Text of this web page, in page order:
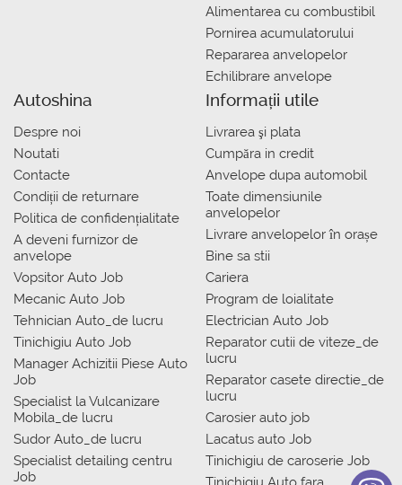
Alimentarea cu combustibil
Pornirea acumulatorului
Repararea anvelopelor
Echilibrare anvelope
Autoshina
Despre noi
Noutati
Contacte
Condiții de returnare
Politica de confidențialitate
A deveni furnizor de
anvelope
Vopsitor Auto Job
Mecanic Auto Job
Tehnician Auto_de lucru
Tinichigiu Auto Job
Manager Achizitii Piese Auto
Job
Specialist la Vulcanizare
Mobila_de lucru
Sudor Auto_de lucru
Specialist detailing centru
Job
Informații utile
Livrarea şi plata
Сumpăra in credit
Anvelope dupa automobil
Toate dimensiunile
anvelopelor
Livrare anvelopelor în orașe
Bine sa stii
Cariera
Program de loialitate
Electrician Auto Job
Reparator cutii de viteze_de
lucru
Reparator casete directie_de
lucru
Carosier auto job
Lacatus auto Job
Tinichigiu de caroserie Job